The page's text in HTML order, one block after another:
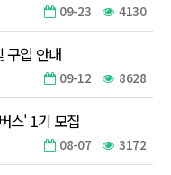
09-23 4130
구입 안내
09-12 8628
스' 1기 모집
08-07 3172